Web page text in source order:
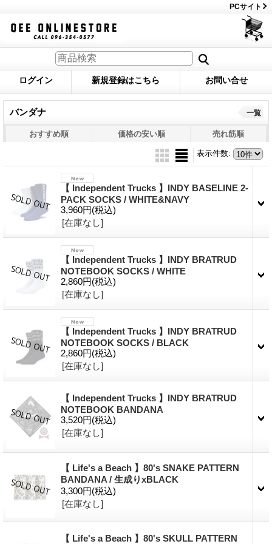
PCサイト
ログイン 新規登録はこちら お問い合せ
バンダナ 一覧
おすすめ順 価格の安い順 売れ筋順
表示件数:
【 Independent Trucks 】INDY BASELINE 2-
PACK SOCKS / WHITE&NAVY
3,960円(税込)
[在庫なし]
【 Independent Trucks 】INDY BRATRUD
NOTEBOOK SOCKS / WHITE
2,860円(税込)
[在庫なし]
【 Independent Trucks 】INDY BRATRUD
NOTEBOOK SOCKS / BLACK
2,860円(税込)
[在庫なし]
【 Independent Trucks 】INDY BRATRUD
NOTEBOOK BANDANA
3,520円(税込)
[在庫なし]
【 Life's a Beach 】80's SNAKE PATTERN
BANDANA / 生成りxBLACK
3,300円(税込)
[在庫なし]
【 Life's a Beach 】80's SKULL PATTERN